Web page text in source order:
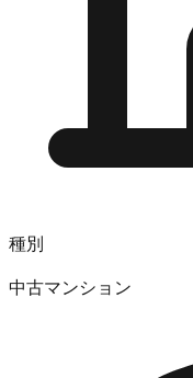
種別
中古マンション